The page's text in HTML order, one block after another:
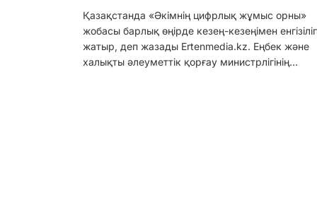
Қазақстанда «Әкімнің цифрлық жұмыс орны»
жобасы барлық өңірде кезең-кезеңімен
жатыр, деп жазады Ertenmedia.kz. Еңбек және
халықты әлеуметтік қорғау министрлігінің…